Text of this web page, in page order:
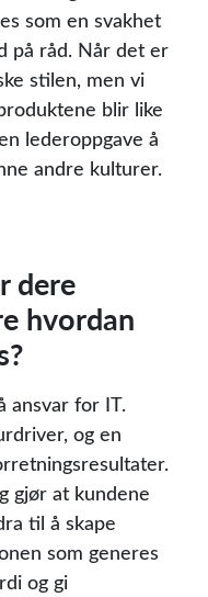
som en svakhet
på råd. Når det er
stilen, men vi
blir like
lederoppgave å
andre kulturer.
dere
hvordan
ansvar for IT.
og en
gjør at kundene
til å skape
som generes
og gi